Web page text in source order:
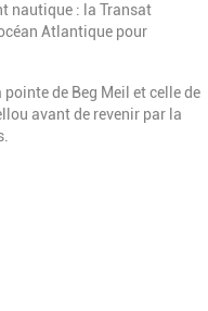
nautique : la Transat
Atlantique pour
pointe de Beg Meil et celle de
avant de revenir par la